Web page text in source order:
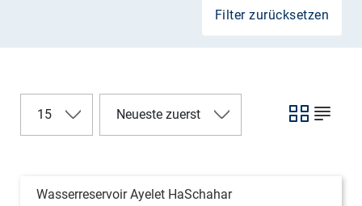
Filter zurücksetzen
15 Neueste zuerst
Wasserreservoir Ayelet HaSchahar